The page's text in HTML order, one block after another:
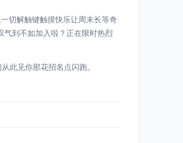
切解触键触摸快乐让周末长等奇
到不如加入啦？正在限时热烈
此见你那花招名点闪跑。